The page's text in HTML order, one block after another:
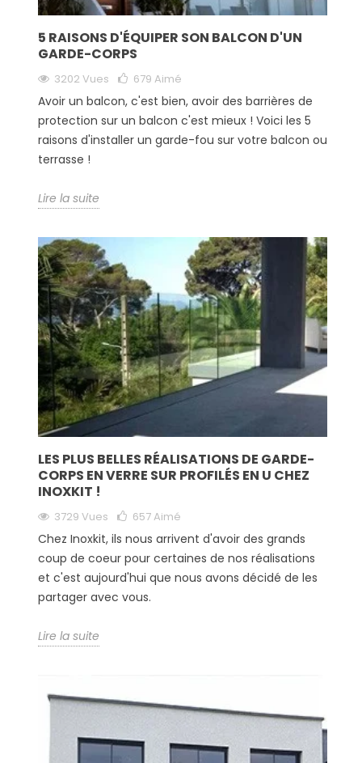
5 RAISONS D'ÉQUIPER SON BALCON D'UN
GARDE-CORPS
3202 Vues 679 Aimé
Avoir un balcon, c'est bien, avoir des barrières de
protection sur un balcon c'est mieux ! Voici les 5
raisons d'installer un garde-fou sur votre balcon ou
terrasse !
Lire la suite
LES PLUS BELLES RÉALISATIONS DE GARDE-
CORPS EN VERRE SUR PROFILÉS EN U CHEZ
INOXKIT !
3729 Vues 657Aimé
Chez Inoxkit, ils nous arrivent d'avoir des grands
coup de coeur pour certaines de nos réalisations
et c'est aujourd'hui que nous avons décidé de les
partager avec vous.
Lire la suite